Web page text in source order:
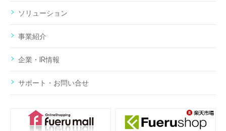
ソリューション
事業紹介
企業・IR情報
サポート・お問い合せ